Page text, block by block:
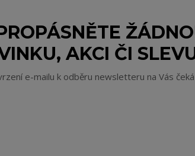
AKCI ČI
e-mailu k odběru newsletteru na Vás čeká